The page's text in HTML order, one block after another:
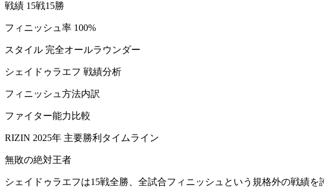
戦績 15戦15勝
フィニッシュ率 100%
スタイル 完全オールラウンダー
シェイドゥラエフ 戦績分析
フィニッシュ方法内訳
ファイター能力比較
RIZIN 2025年 主要勝利タイムライン
無敗の絶対王者
シェイドゥラエフは15戦全勝、全試合フィニッシュという規格外の戦績